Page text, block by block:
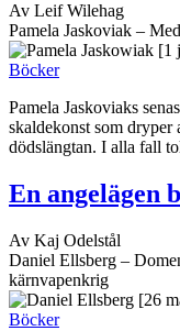
Av Leif Wilehag
Pamela Jaskoviak –
[1
Böcker
Pamela Jaskoviaks
skaldekonst som dryper
dödslängtan. I alla fall
En angelägen
Av Kaj Odelstål
Daniel Ellsberg –
kärnvapenkrig
[26
Böcker